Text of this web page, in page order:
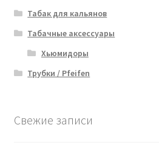
Табак для кальянов
Табачные аксессуары
Хьюмидоры
Трубки / Pfeifen
Свежие записи